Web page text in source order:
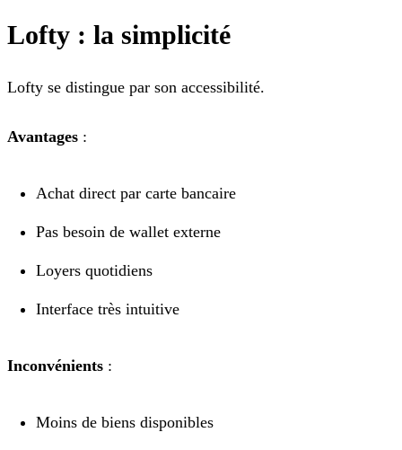
Lofty : la simplicité
Lofty se distingue par son accessibilité.
Avantages :
Achat direct par carte bancaire
Pas besoin de wallet externe
Loyers quotidiens
Interface très intuitive
Inconvénients :
Moins de biens disponibles